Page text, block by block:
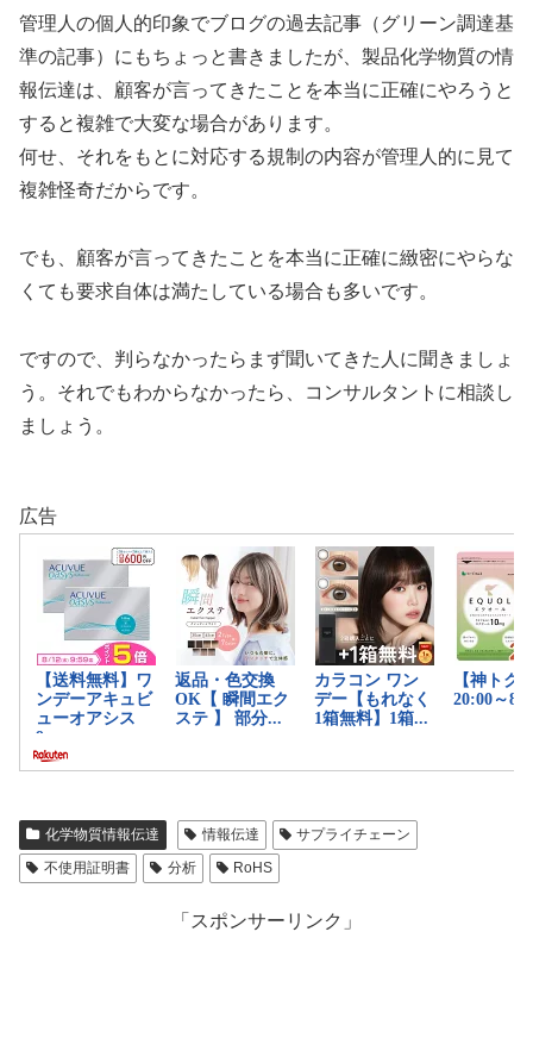
管理人の個人的印象でブログの過去記事（グリーン調達基
準の記事）にもちょっと書きましたが、製品化学物質の情
報伝達は、顧客が言ってきたことを本当に正確にやろうと
すると複雑で大変な場合があります。
何せ、それをもとに対応する規制の内容が管理人的に見て
複雑怪奇だからです。
でも、顧客が言ってきたことを本当に正確に緻密にやらな
くても要求自体は満たしている場合も多いです。
ですので、判らなかったらまず聞いてきた人に聞きましょ
う。それでもわからなかったら、コンサルタントに相談し
ましょう。
広告
化学物質情報伝達 情報伝達
サプライチェーン
不使用証明書
分析 RoHS
「スポンサーリンク」